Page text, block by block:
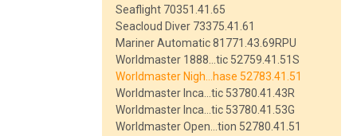
Seaflight 70351.41.65
Seacloud Diver 73375.41.61
Mariner Automatic 81771.43.69RPU
Worldmaster 1888…tic 52759.41.51S
Worldmaster Nigh…hase 52783.41.51
Worldmaster Inca…tic 53780.41.43R
Worldmaster Inca…tic 53780.41.53G
Worldmaster Open…tion 52780.41.51